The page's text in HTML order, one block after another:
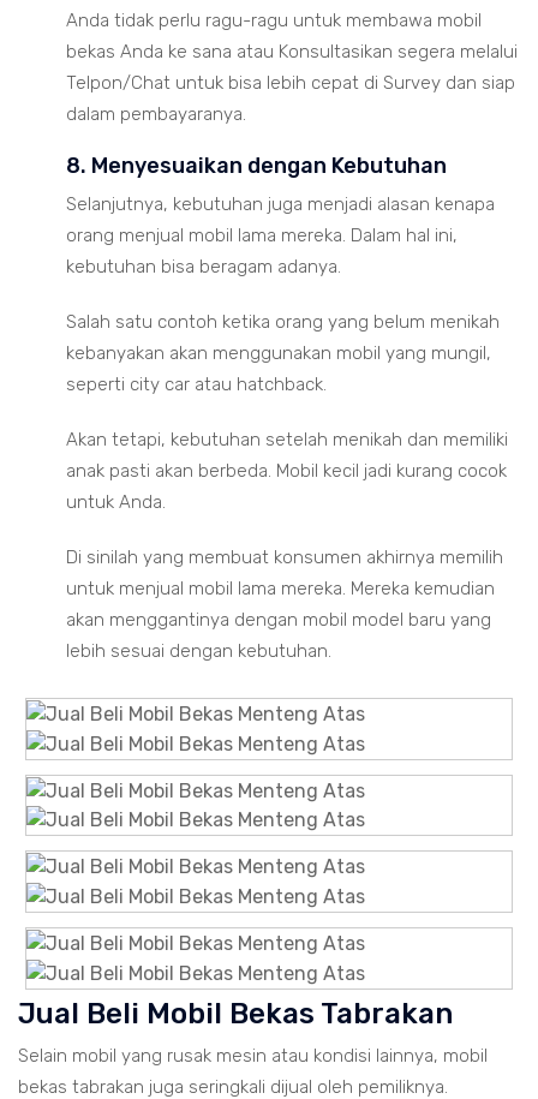
Anda tidak perlu ragu-ragu untuk membawa mobil
bekas Anda ke sana atau Konsultasikan segera melalui
Telpon/Chat untuk bisa lebih cepat di Survey dan siap
dalam pembayaranya.
8. Menyesuaikan dengan Kebutuhan
Selanjutnya, kebutuhan juga menjadi alasan kenapa
orang menjual mobil lama mereka. Dalam hal ini,
kebutuhan bisa beragam adanya.
Salah satu contoh ketika orang yang belum menikah
kebanyakan akan menggunakan mobil yang mungil,
seperti city car atau hatchback.
Akan tetapi, kebutuhan setelah menikah dan memiliki
anak pasti akan berbeda. Mobil kecil jadi kurang cocok
untuk Anda.
Di sinilah yang membuat konsumen akhirnya memilih
untuk menjual mobil lama mereka. Mereka kemudian
akan menggantinya dengan mobil model baru yang
lebih sesuai dengan kebutuhan.
Jual Beli Mobil Bekas Tabrakan
Selain mobil yang rusak mesin atau kondisi lainnya, mobil
bekas tabrakan juga seringkali dijual oleh pemiliknya.